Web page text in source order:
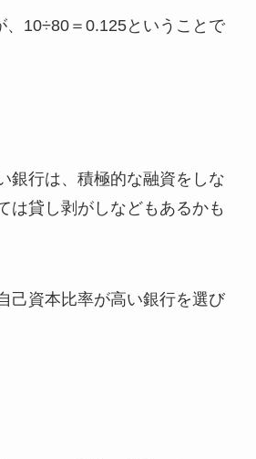
、10÷80＝0.125ということで
銀行は、積極的な融資をしな
は貸し剥がしなどもあるかも
己資本比率が高い銀行を選び